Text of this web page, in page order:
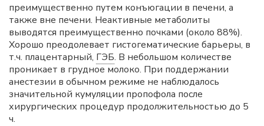
преимущественно путем конъюгации в печени, а
также вне печени. Неактивные метаболиты
выводятся преимущественно почками (около 88%).
Хорошо преодолевает гистогематические барьеры, в
т.ч. плацентарный, ГЭБ. В небольшом количестве
проникает в грудное молоко. При поддержании
анестезии в обычном режиме не наблюдалось
значительной кумуляции пропофола после
хирургических процедур продолжительностью до 5
ч.